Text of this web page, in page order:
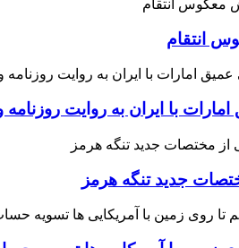
انتقام
با ایران به روایت
جدید تنگه هرمز